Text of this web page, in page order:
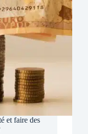
et faire des